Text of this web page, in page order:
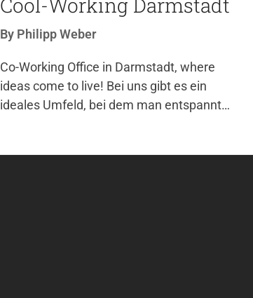
By Philipp Weber
Co-Working Office in Darmstadt, where
ideas come to live! Bei uns gibt es ein
ideales Umfeld, bei dem man entspannt…